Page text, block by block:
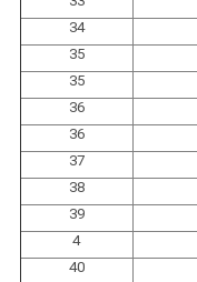
34
35
35
36
36
37
38
39
4
40